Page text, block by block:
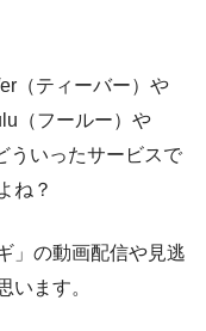
（ティーバー）や
（フールー）や
ういったサービスで
ね？
」の動画配信や見逃
います。